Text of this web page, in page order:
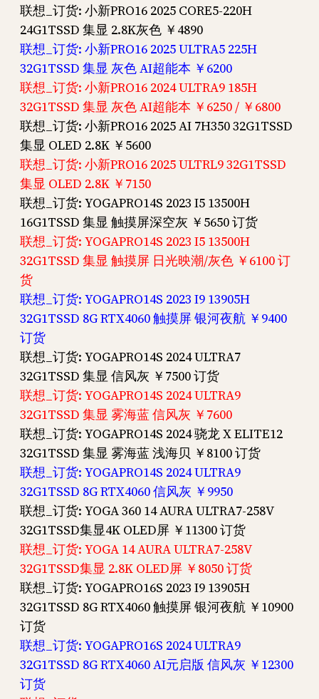
联想_订货: 小新PRO16 2025 CORE5-220H
24G1TSSD 集显 2.8K灰色 ￥4890
联想_订货: 小新PRO16 2025 ULTRA5 225H
32G1TSSD 集显 灰色 AI超能本 ￥6200
联想_订货: 小新PRO16 2024 ULTRA9 185H
32G1TSSD 集显 灰色 AI超能本 ￥6250 / ￥6800
联想_订货: 小新PRO16 2025 AI 7H350 32G1TSSD
集显 OLED 2.8K ￥5600
联想_订货: 小新PRO16 2025 ULTRL9 32G1TSSD
集显 OLED 2.8K ￥7150
联想_订货: YOGAPRO14S 2023 I5 13500H
16G1TSSD 集显 触摸屏深空灰 ￥5650 订货
联想_订货: YOGAPRO14S 2023 I5 13500H
32G1TSSD 集显 触摸屏 日光映潮/灰色 ￥6100 订
货
联想_订货: YOGAPRO14S 2023 I9 13905H
32G1TSSD 8G RTX4060 触摸屏 银河夜航 ￥9400
订货
联想_订货: YOGAPRO14S 2024 ULTRA7
32G1TSSD 集显 信风灰 ￥7500 订货
联想_订货: YOGAPRO14S 2024 ULTRA9
32G1TSSD 集显 雾海蓝 信风灰 ￥7600
联想_订货: YOGAPRO14S 2024 骁龙 X ELITE12
32G1TSSD 集显 雾海蓝 浅海贝 ￥8100 订货
联想_订货: YOGAPRO14S 2024 ULTRA9
32G1TSSD 8G RTX4060 信风灰 ￥9950
联想_订货: YOGA 360 14 AURA ULTRA7-258V
32G1TSSD集显4K OLED屏 ￥11300 订货
联想_订货: YOGA 14 AURA ULTRA7-258V
32G1TSSD集显 2.8K OLED屏 ￥8050 订货
联想_订货: YOGAPRO16S 2023 I9 13905H
32G1TSSD 8G RTX4060 触摸屏 银河夜航 ￥10900
订货
联想_订货: YOGAPRO16S 2024 ULTRA9
32G1TSSD 8G RTX4060 AI元启版 信风灰 ￥12300
订货